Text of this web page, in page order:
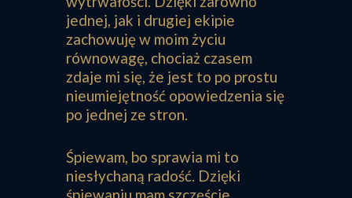
jednej, jak i drugiej ekipie
zachowuję w moim życiu
równowagę, chociaż czasem
zdaje mi się, że jest to po prostu
nieumiejętność opowiedzenia się
po jednej ze stron.
Śpiewam, bo sprawia mi to
niesłychaną radość. Dzięki